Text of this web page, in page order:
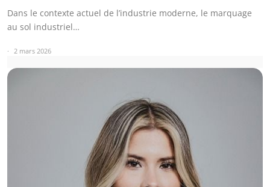
Dans le contexte actuel de l’industrie moderne, le marquage
au sol industriel…
2 mars 2026